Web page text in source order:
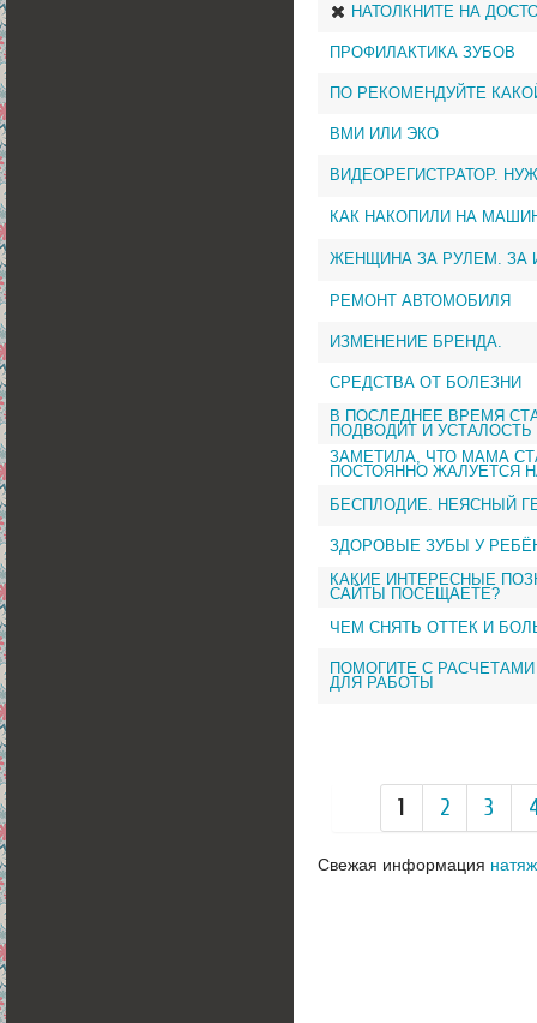
НАТОЛКНИТЕ НА
ПРОФИЛАКТИКА ЗУБОВ
ПО РЕКОМЕНДУЙТЕ
ВМИ ИЛИ ЭКО
ВИДЕОРЕГИСТРАТОР.
КАК НАКОПИЛИ НА
ЖЕНЩИНА ЗА РУЛЕМ. ЗА
РЕМОНТ АВТОМОБИЛЯ
ИЗМЕНЕНИЕ БРЕНДА.
СРЕДСТВА ОТ БОЛЕЗНИ
В ПОСЛЕДНЕЕ ВРЕМЯ
ПОДВОДИТ И УСТАЛОСТЬ
ЗАМЕТИЛА, ЧТО МАМА
ПОСТОЯННО ЖАЛУЕТСЯ
БЕСПЛОДИЕ. НЕЯСНЫЙ
ЗДОРОВЫЕ ЗУБЫ У
КАКИЕ ИНТЕРЕСНЫЕ
САЙТЫ ПОСЕЩАЕТЕ?
ЧЕМ СНЯТЬ ОТТЕК И
ПОМОГИТЕ С
ДЛЯ РАБОТЫ
1 2 3
Свежая информация